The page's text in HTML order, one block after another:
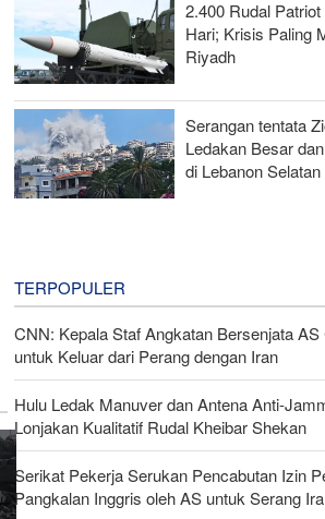
2.400 Rudal
Hari; Krisis Paling
Riyadh
Serangan tentata
Ledakan Besar
di Lebanon Selatan
TERPOPULER
CNN: Kepala Staf Angkatan Bersenjata AS
untuk Keluar dari Perang dengan Iran
Hulu Ledak Manuver dan Antena Anti-
Lonjakan Kualitatif Rudal Kheibar Shekan
Serikat Pekerja Serukan Pencabutan Izin
Pangkalan Inggris oleh AS untuk Serang